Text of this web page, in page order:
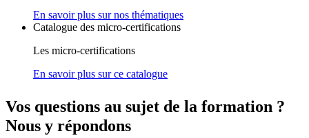
En savoir plus sur nos thématiques
Catalogue des micro-certifications
Les micro-certifications
En savoir plus sur ce catalogue
Vos questions au sujet de la formation ?
Nous y répondons